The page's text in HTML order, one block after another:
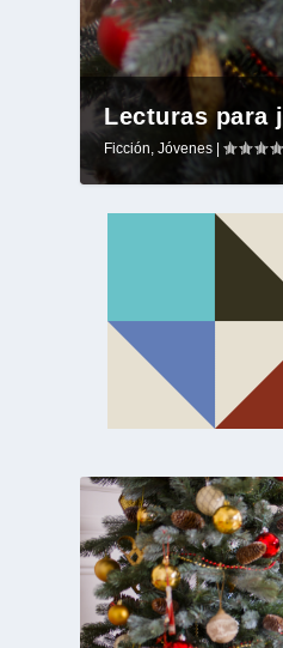
Lecturas para
Ficción,Jóvenes |